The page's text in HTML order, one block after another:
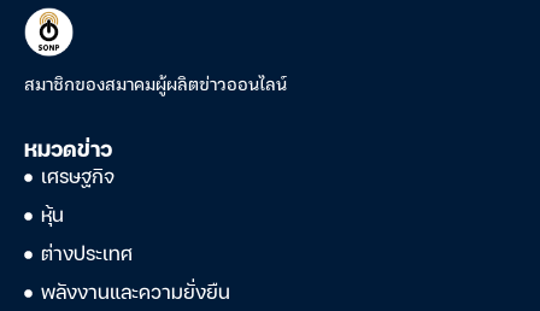
สมาชิกของสมาคมผู้ผลิตข่าวออนไลน์
หมวดข่าว
เศรษฐกิจ
หุ้น
ต่างประเทศ
พลังงานและความยั่งยืน